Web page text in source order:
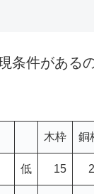
条件がある
木枠 銅
低 15